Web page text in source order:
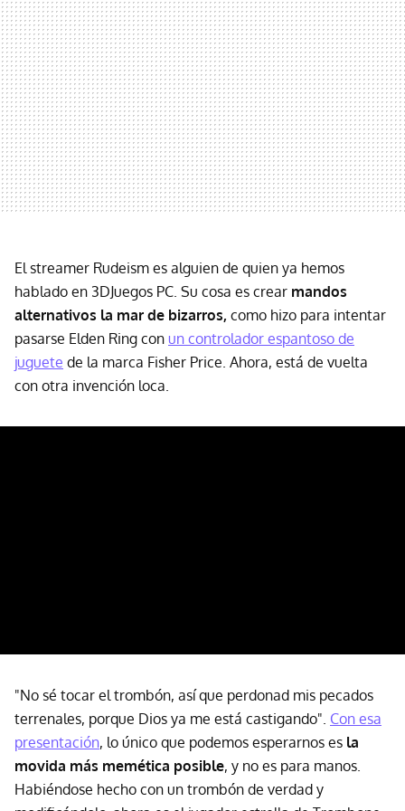
El streamer Rudeism es alguien de quien ya hemos
hablado en 3DJuegos PC. Su cosa es crear mandos
alternativos la mar de bizarros, como hizo para intentar
pasarse Elden Ring con un controlador espantoso de
juguete de la marca Fisher Price. Ahora, está de vuelta
con otra invención loca.
"No sé tocar el trombón, así que perdonad mis pecados
terrenales, porque Dios ya me está castigando". Con esa
presentación, lo único que podemos esperarnos es la
movida más memética posible, y no es para manos.
Habiéndose hecho con un trombón de verdad y